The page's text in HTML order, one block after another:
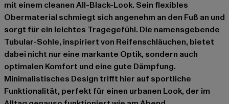
mit einem cleanen All-Black-Look. Sein flexibles
Obermaterial schmiegt sich angenehm an den Fuß an und
sorgt für ein leichtes Tragegefühl. Die namensgebende
Tubular-Sohle, inspiriert von Reifenschläuchen, bietet
dabei nicht nur eine markante Optik, sondern auch
optimalen Komfort und eine gute Dämpfung.
Minimalistisches Design trifft hier auf sportliche
Funktionalität, perfekt für einen urbanen Look, der im